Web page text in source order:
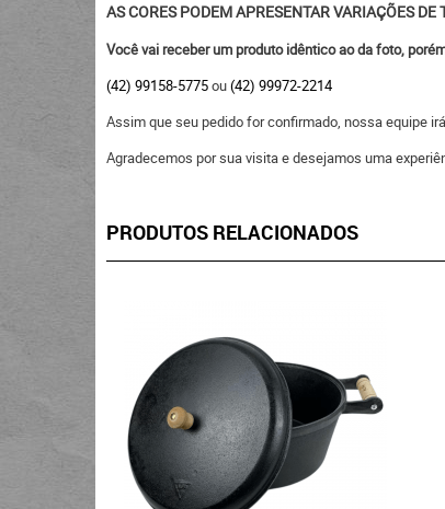
AS CORES PODEM APRESENTAR VARIAÇÕES
Você vai receber um produto idêntico ao da foto,
(42) 99158-5775ou(42) 99972-2214
Assim que seu pedido for confirmado, nossa equipe
Agradecemos por sua visita e desejamos uma
PRODUTOS RELACIONADOS